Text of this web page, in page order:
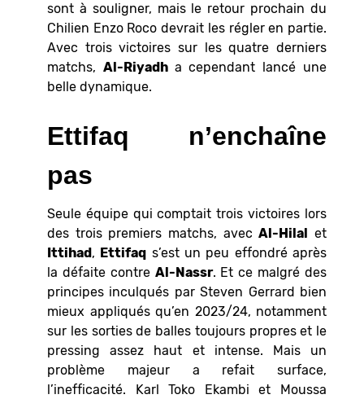
sont à souligner, mais le retour prochain du
Chilien Enzo Roco devrait les régler en partie.
Avec trois victoires sur les quatre derniers
matchs, Al-Riyadh a cependant lancé une
belle dynamique.
Ettifaq n’enchaîne
pas
Seule équipe qui comptait trois victoires lors
des trois premiers matchs, avecAl-Hilal
et
Ittihad , Ettifaq s’est un peu effondré après
la défaite contre Al-Nassr. Et ce malgré des
principes inculqués par Steven Gerrard bien
mieux appliqués qu’en 2023/24, notamment
sur les sorties de balles toujours propres et le
pressing assez haut et intense. Mais un
problème majeur a refait surface,
l’inefficacité. Karl Toko Ekambi et Moussa